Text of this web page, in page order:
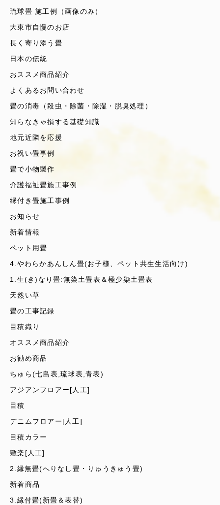
琉球畳 施工例（画像のみ）
大東市自慢のお店
長く寄り添う畳
日本の伝統
おススメ商品紹介
よくあるお問い合わせ
畳の消毒（殺虫・除菌・除湿・脱臭処理）
知らなきゃ損する基礎知識
地元近隣を応援
お祝い畳事例
畳で小物製作
介護福祉畳施工事例
縁付き畳施工事例
お知らせ
新着情報
ペット用畳
4.やわらかあんしん畳(お子様、ペット共生生活向け)
1.生(き)なり畳:無染土畳表＆極少染土畳表
天然い草
畳の工事記録
目積織り
オススメ商品紹介
お勧め商品
ちゅら(七島表,琉球表,青表)
アジアンフロアー[人工]
目積
デニムフロアー[人工]
目積カラー
敷楽[人工]
2.縁無畳(へりなし畳・りゅうきゅう畳)
新着商品
3.縁付畳(新畳＆表替)